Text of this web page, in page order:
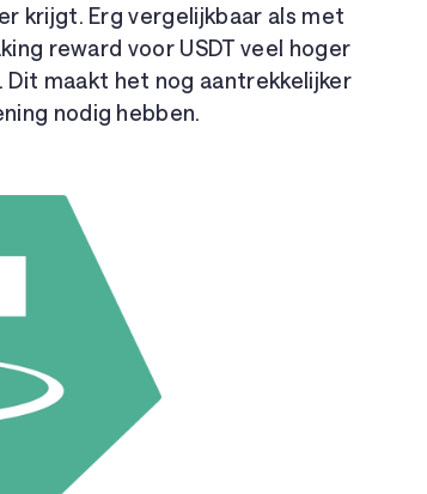
krijgt. Erg vergelijkbaar als met
reward voor USDT veel hoger
Dit maakt het nog aantrekkelijker
nodig hebben.